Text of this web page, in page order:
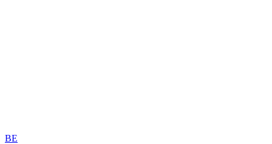
BE